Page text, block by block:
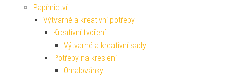
Papírnictví
Výtvarné a kreativní potřeby
Kreativní tvoření
Výtvarné a kreativní sady
Potřeby na kreslení
Omalovánky